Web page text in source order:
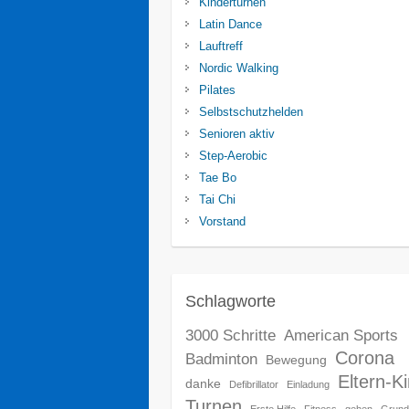
Latin Dance
Lauftreff
Nordic Walking
Pilates
Selbstschutzhelden
Senioren aktiv
Step-Aerobic
Tae Bo
Tai Chi
Vorstand
Schlagworte
3000 Schritte American Sports
Badminton
Bewegung Corona
danke Defibrillator Einladung
Eltern-